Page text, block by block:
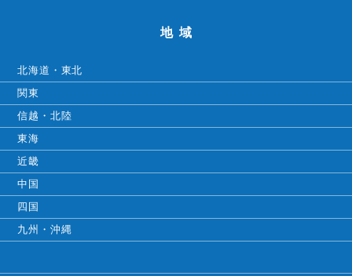
地域
北海道・東北
関東
信越・北陸
東海
近畿
中国
四国
九州・沖縄